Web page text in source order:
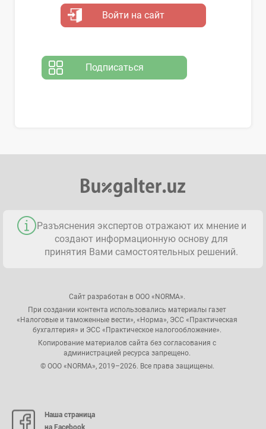
Войти на сайт
Подписаться
Разъяснения экспертов отражают их мнение и
создают информационную основу для
принятия Вами самостоятельных решений.
Сайт разработан в ООО «NORMA».
При создании контента использовались материалы газет
«Налоговые и таможенные вести», «Норма», ЭСС «Практическая
бухгалтерия» и ЭСС «Практическое налогообложение».
Копирование материалов сайта без согласования с
администрацией ресурса запрещено.
© ООО «NORMA», 2019–2026. Все права защищены.
Наша страница
на Facebook